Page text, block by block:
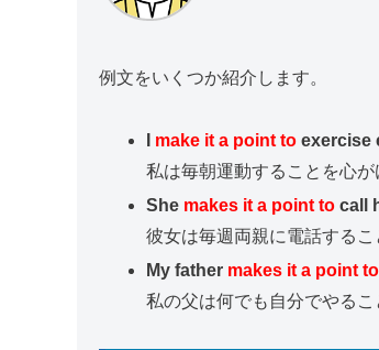
例文をいくつか紹介します。
make it a point toexercise
私は毎朝運動することを心が
She makes it a point tocall
彼女は毎週両親に電話するこ
My father makes it a point to
私の父は何でも自分でやるこ